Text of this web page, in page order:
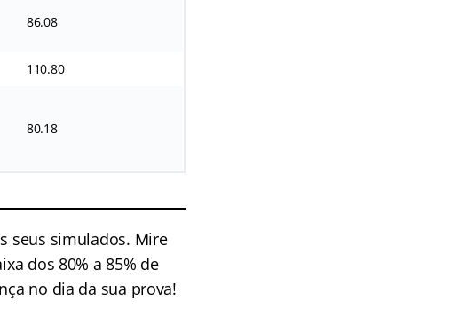
86.08
110.80
80.18
seus simulados. Mire
dos 80% a 85% de
no dia da sua prova!